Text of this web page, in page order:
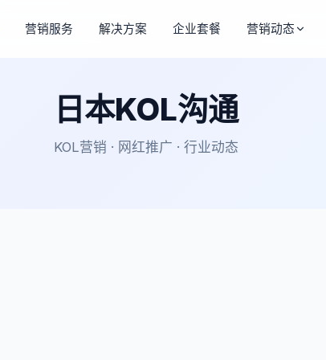
营销服务 解决方案 企业套餐 营销动态
日本KOL沟通
KOL营销 · 网红推广 · 行业动态